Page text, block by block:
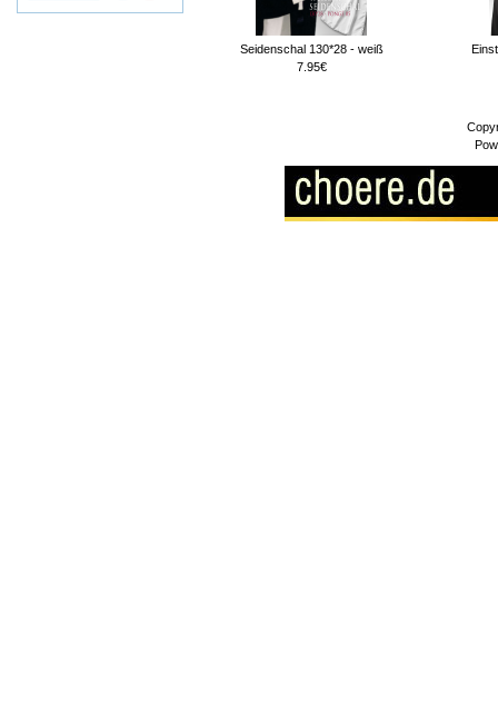
Seidenschal 130*28 - weiß
7.95€